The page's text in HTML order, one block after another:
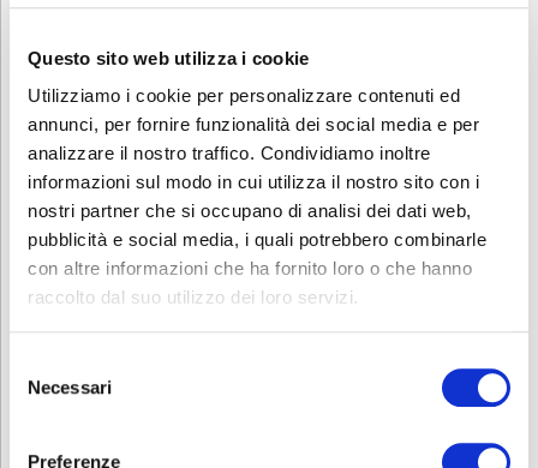
Questo sito web utilizza i cookie
Utilizziamo i cookie per personalizzare contenuti ed
annunci, per fornire funzionalità dei social media e per
analizzare il nostro traffico. Condividiamo inoltre
informazioni sul modo in cui utilizza il nostro sito con i
nostri partner che si occupano di analisi dei dati web,
pubblicità e social media, i quali potrebbero combinarle
con altre informazioni che ha fornito loro o che hanno
raccolto dal suo utilizzo dei loro servizi.
delNecessari
Preferenze
Laura Guarnerio ha guidato i partecipanti tra ascolto attivo,
all’interno